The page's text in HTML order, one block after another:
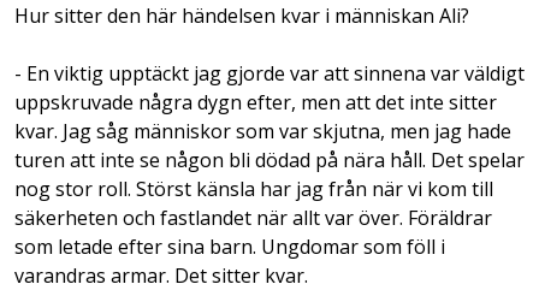
Hur sitter den här händelsen kvar i människan Ali?
- En viktig upptäckt jag gjorde var att sinnena var väldigt
uppskruvade några dygn efter, men att det inte sitter
kvar. Jag såg människor som var skjutna, men jag hade
turen att inte se någon bli dödad på nära håll. Det spelar
nog stor roll. Störst känsla har jag från när vi kom till
säkerheten och fastlandet när allt var över. Föräldrar
som letade efter sina barn. Ungdomar som föll i
varandras armar. Det sitter kvar.